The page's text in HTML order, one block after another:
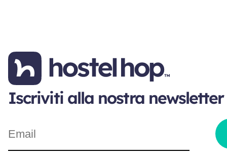
Iscriviti alla nostra newsletter